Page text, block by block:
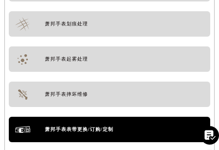
萧邦手表划痕处理
萧邦手表起雾处理
萧邦手表摔坏维修
萧邦手表表带更换/订购/定制
